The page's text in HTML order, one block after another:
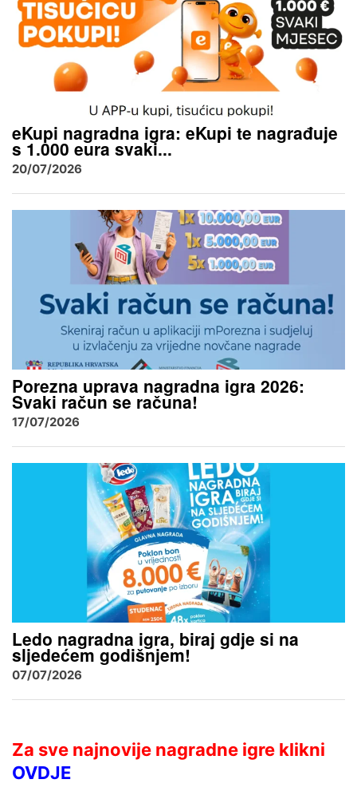
eKupi nagradna igra: eKupi te nagrađuje
s 1.000 eura svaki...
20/07/2026
Porezna uprava nagradna igra 2026:
Svaki račun se računa!
17/07/2026
Ledo nagradna igra, biraj gdje si na
sljedećem godišnjem!
07/07/2026
Za sve najnovije nagradne igre klikni
OVDJE